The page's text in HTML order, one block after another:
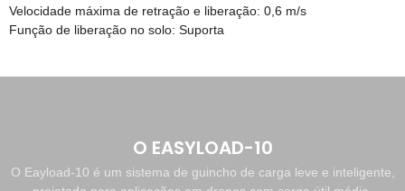
Velocidade máxima de retração e liberação: 0,6 m/s
Função de liberação no solo: Suporta
O EASYLOAD-10
O Eayload-10 é um sistema de guincho de carga leve e inteligente,